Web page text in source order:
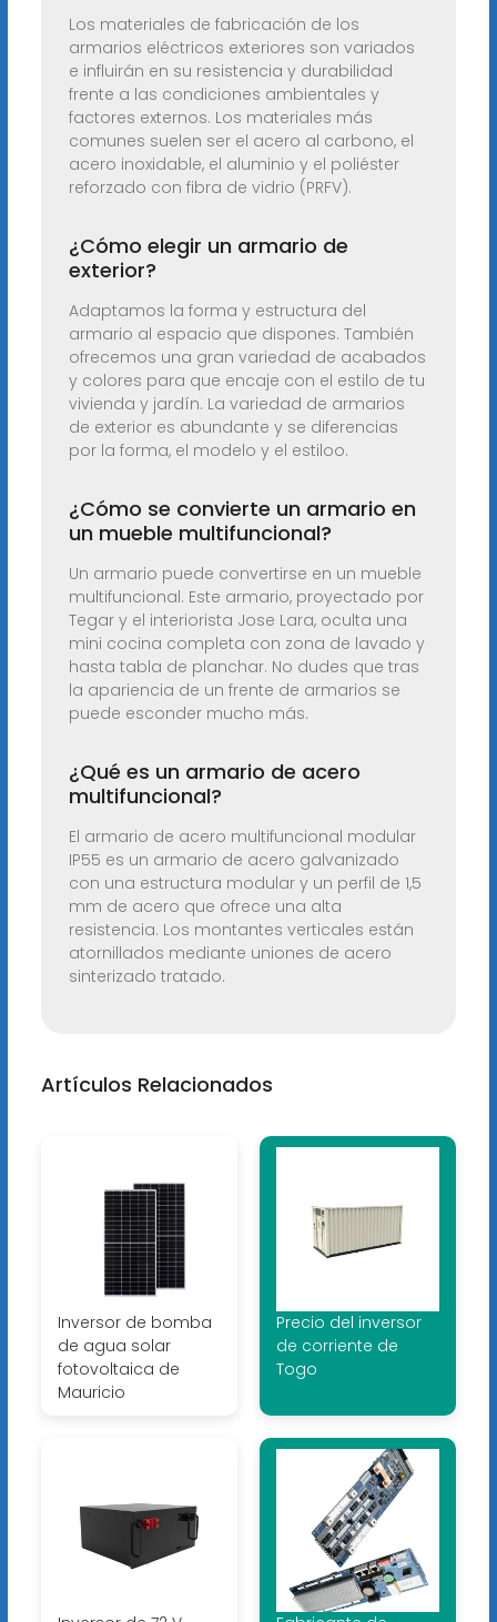
Los materiales de fabricación de los
armarios eléctricos exteriores son variados
e influirán en su resistencia y durabilidad
frente a las condiciones ambientales y
factores externos. Los materiales más
comunes suelen ser el acero al carbono, el
acero inoxidable, el aluminio y el poliéster
reforzado con fibra de vidrio (PRFV).
¿Cómo elegir un armario de
exterior?
Adaptamos la forma y estructura del
armario al espacio que dispones. También
ofrecemos una gran variedad de acabados
y colores para que encaje con el estilo de tu
vivienda y jardín. La variedad de armarios
de exterior es abundante y se diferencias
por la forma, el modelo y el estiloo.
¿Cómo se convierte un armario en
un mueble multifuncional?
Un armario puede convertirse en un mueble
multifuncional. Este armario, proyectado por
Tegar y el interiorista Jose Lara, oculta una
mini cocina completa con zona de lavado y
hasta tabla de planchar. No dudes que tras
la apariencia de un frente de armarios se
puede esconder mucho más.
¿Qué es un armario de acero
multifuncional?
El armario de acero multifuncional modular
IP55 es un armario de acero galvanizado
con una estructura modular y un perfil de 1,5
mm de acero que ofrece una alta
resistencia. Los montantes verticales están
atornillados mediante uniones de acero
sinterizado tratado.
Artículos Relacionados
Inversor de bomba
de agua solar
fotovoltaica de
Mauricio
Precio del inversor
de corriente de
Togo